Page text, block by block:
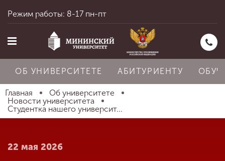
Главная
Режим работы: 8-17 пн-пт
ОБ УНИВЕРСИТЕТЕ АБИТУРИЕНТУ
Главная
Об университете
Новости университета
Студентка нашего университ...
22 мая 2026